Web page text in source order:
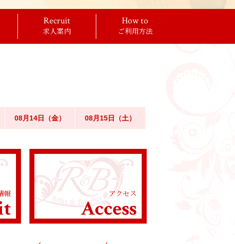
Recruit
求人案内
How to
ご利用方法
08月14日（金） 08月15日（土）
報 アクセス
Access